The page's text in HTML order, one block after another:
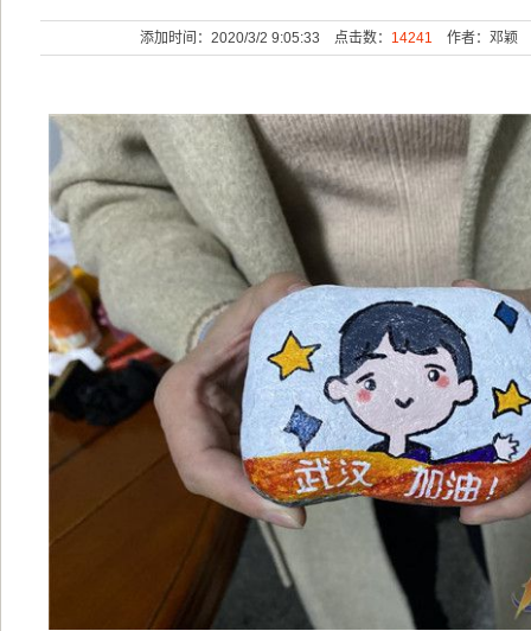
添加时间：2020/3/2 9:05:33 点击数： 14241 作者：邓颖